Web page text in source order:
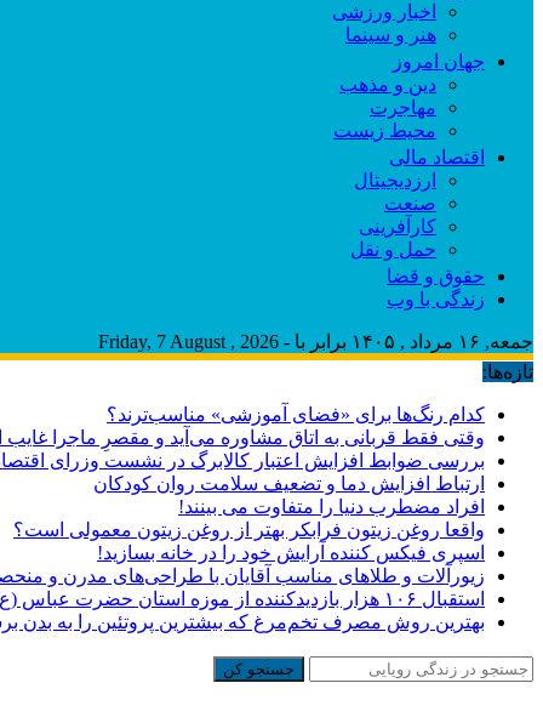
اخبار ورزشی
هنر و سینما
جهان امروز
دین و مذهب
مهاجرت
محیط زیست
اقتصاد مالی
ارزدیجیتال
صنعت
کارآفرینی
حمل و نقل
حقوق و قضا
زندگی با وب
جمعه, ۱۶ مرداد , ۱۴۰۵ برابر با - Friday, 7 August , 2026
تازه‌ها:
کدام رنگ‌ها برای «فضای آموزشی» مناسب‌ترند؟
وقتی فقط قربانی به اتاق مشاوره می‌آید و مقصرِ ماجرا
بررسی ضوابط افزایش اعتبار کالابرگ در نشست وزرای
ارتباط افزایش دما و تضعیف سلامت روان کودکان
افراد مضطرب دنیا را متفاوت می بینند!
واقعا روغن زیتون فرابکر بهتر از روغن زیتون معمولی است؟
اسپری فیکس کننده آرایش خود را در خانه بسازید!
زیورآلات و طلاهای مناسب آقایان با طراحی‌های مدرن و
استقبال ۱۰۶ هزار بازدیدکننده از موزه استان حضرت عباس (ع)
بهترین روش مصرف تخم‌مرغ که بیشترین پروتئین را به بدن
جستجو کن